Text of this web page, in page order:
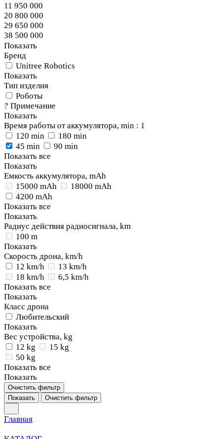
11 950 000
20 800 000
29 650 000
38 500 000
Показать
Бренд
Unitree Robotics
Показать
Тип изделия
Роботы
? Примечание
Показать
Время работы от аккумулятора, min : 1
120 min
180 min
45 min
90 min
Показать все
Показать
Емкость аккумулятора, mAh
15000 mAh
18000 mAh
4200 mAh
Показать все
Показать
Радиус действия радиосигнала, km
100 m
Показать
Скорость дрона, km/h
12 km/h
13 km/h
18 km/h
6,5 km/h
Показать все
Показать
Класс дрона
Любительский
Показать
Вес устройства, kg
12 kg
15 kg
50 kg
Показать все
Показать
Очистить фильтр
Показать
Очистить фильтр
Главная